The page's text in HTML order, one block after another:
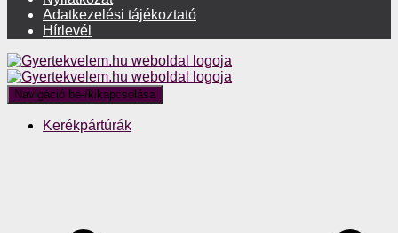
Adatkezelési tájékoztató
Hírlevél
Navigáció be-/kikapcsolása
Kerékpártúrák